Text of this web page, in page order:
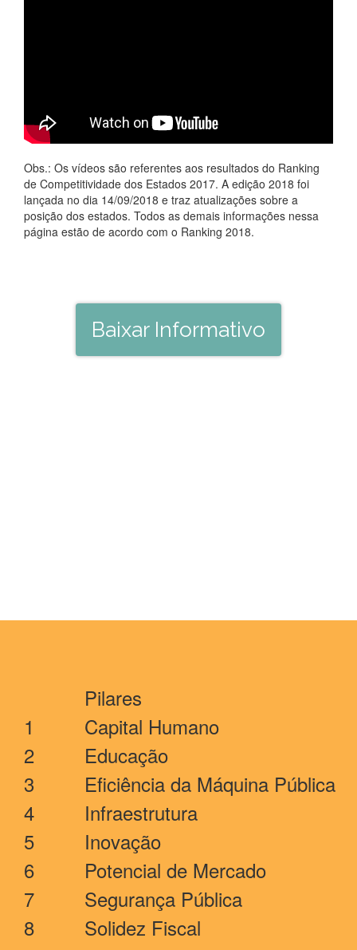
Obs.: Os vídeos são referentes aos resultados do Ranking
de Competitividade dos Estados 2017. A edição 2018 foi
lançada no dia 14/09/2018 e traz atualizações sobre a
posição dos estados. Todos as demais informações nessa
página estão de acordo com o Ranking 2018.
Baixar Informativo
Pilares
1
Capital Humano
2
Educação
3
Eficiência da Máquina Pública
4
Infraestrutura
5
Inovação
6
Potencial de Mercado
7
Segurança Pública
8
Solidez Fiscal